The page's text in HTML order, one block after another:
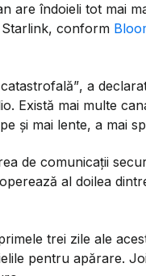
are îndoieli tot mai
Starlink, conform
, a
Există mai multe
și mai lente, a mai
de comunicații
al doilea
trei zile ale
pentru apărare.